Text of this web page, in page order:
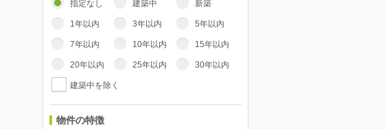
指定なし 建築中 新築
1年以内 3年以内 5年以内
7年以内 10年以内 15年以内
20年以内 25年以内 30年以内
建築中を除く
物件の特徴